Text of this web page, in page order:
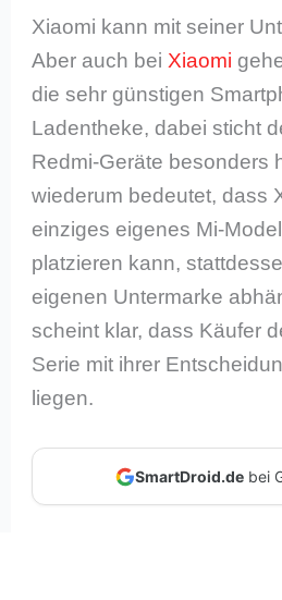
Xiaomi kann mit seiner
Aber auch bei Xiaomi
die sehr günstigen
Ladentheke, dabei sticht
Redmi-Geräte besonders
wiederum bedeutet, dass
einziges eigenes Mi-
platzieren kann,
eigenen Untermarke
scheint klar, dass Käufer
Serie mit ihrer
liegen.
SmartDroid.debei